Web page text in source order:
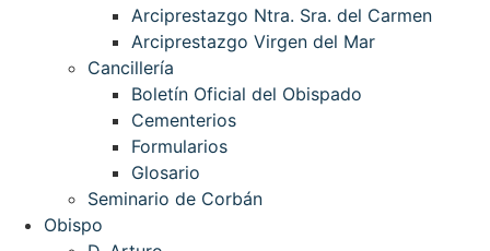
Arciprestazgo Ntra. Sra. del Carmen
Arciprestazgo Virgen del Mar
Cancillería
Boletín Oficial del Obispado
Cementerios
Formularios
Glosario
Seminario de Corbán
Obispo